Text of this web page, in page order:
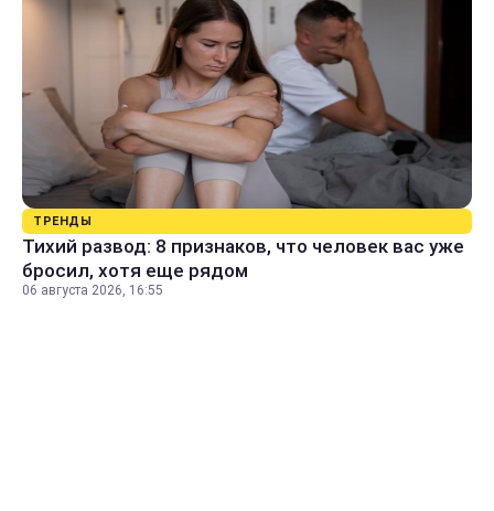
ТРЕНДЫ
Тихий развод: 8 признаков, что человек вас уже
бросил, хотя еще рядом
06 августа 2026, 16:55